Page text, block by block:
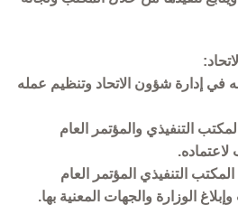
في إدارة شؤون الاتحاد وتنظيم عمله
التنفيذي والمؤتمر العام
التنفيذي المؤتمر العام
الوزارة والجهات المعنية بها.